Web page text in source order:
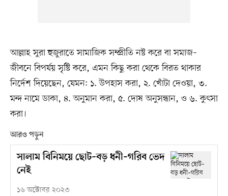
আল্লাহ সুরা হুজুরাতে সামাজিক সম্প্রীতি নষ্ট করে বা সমাজ–
জীবনে বিপর্যয় সৃষ্টি করে, এমন কিছু করা থেকে বিরত থাকার
নির্দেশ দিয়েছেন, যেমন: ১. উপহাস করা, ২. খোঁটা দেওয়া, ৩.
মন্দ নামে ডাকা, ৪. অনুমান করা, ৫. দোষ অনুসন্ধান, ও ৬. কুৎসা
করা।
আরও পড়ুন
সালাম বিনিময়ে ছোট–বড় ধনী–গরিব ভেদ
নেই
১৬ অক্টোবর ২০২৩